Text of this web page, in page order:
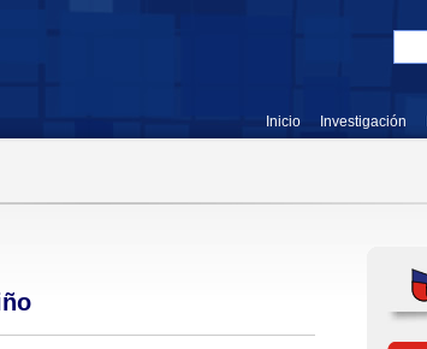
Inicio Investigación